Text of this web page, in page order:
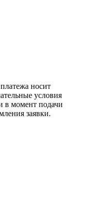
носит
условия
в момент подачи
заявки.